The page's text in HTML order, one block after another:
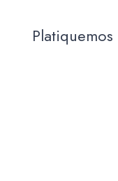
Platiquemos